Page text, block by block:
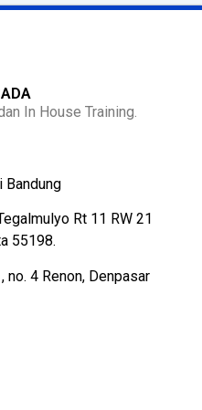
In House Training.
Bandung
Rt 11 RW 21
55198.
no. 4 Renon, Denpasar